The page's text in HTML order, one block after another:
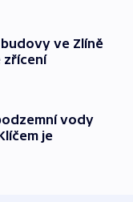
ve Zlíně
zřícení
vody
je